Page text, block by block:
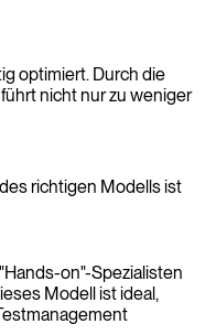
optimiert. Durch die
nicht nur zu weniger
richtigen Modells ist
on"-Spezialisten
Modell ist ideal,